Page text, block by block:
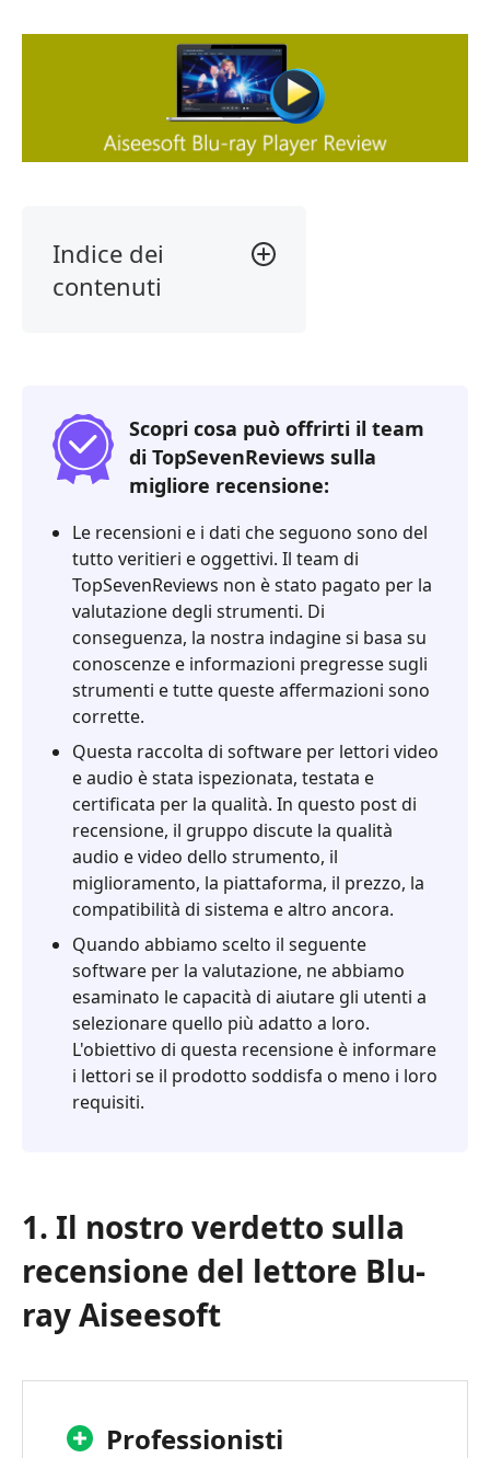
Indice dei
contenuti
sulla
recensione
del
Blu-
ray
Aiseesoft
2.
Che
cos'è
Aiseesoft
Blu-
ray
Player?
3.
Recensione
del
lettore
Blu-
ray
Aiseesoft
4.
Domande
frequenti
su
Aiseesoft
5.
Migliore
alternativa:
Vidmore
Scopri cosa può offrirti il team
di TopSevenReviews sulla
migliore recensione:
Le recensioni e i dati che seguono sono del
tutto veritieri e oggettivi. Il team di
TopSevenReviews non è stato pagato per la
valutazione degli strumenti. Di
conseguenza, la nostra indagine si basa su
conoscenze e informazioni pregresse sugli
strumenti e tutte queste affermazioni sono
corrette.
Questa raccolta di software per lettori video
e audio è stata ispezionata, testata e
certificata per la qualità. In questo post di
recensione, il gruppo discute la qualità
audio e video dello strumento, il
miglioramento, la piattaforma, il prezzo, la
compatibilità di sistema e altro ancora.
Quando abbiamo scelto il seguente
software per la valutazione, ne abbiamo
esaminato le capacità di aiutare gli utenti a
selezionare quello più adatto a loro.
L'obiettivo di questa recensione è informare
i lettori se il prodotto soddisfa o meno i loro
requisiti.
1. Il nostro verdetto sulla
recensione del lettore Blu-
ray Aiseesoft
Professionisti